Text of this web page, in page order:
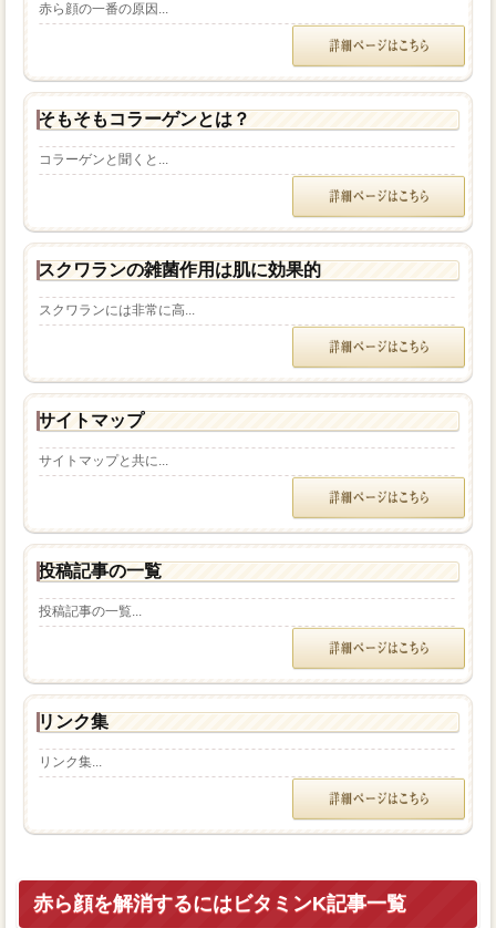
赤ら顔の一番の原因...
そもそもコラーゲンとは？
コラーゲンと聞くと...
スクワランの雑菌作用は肌に効果的
スクワランには非常に高...
サイトマップ
サイトマップと共に...
投稿記事の一覧
投稿記事の一覧...
リンク集
リンク集...
赤ら顔を解消するにはビタミンK記事一覧